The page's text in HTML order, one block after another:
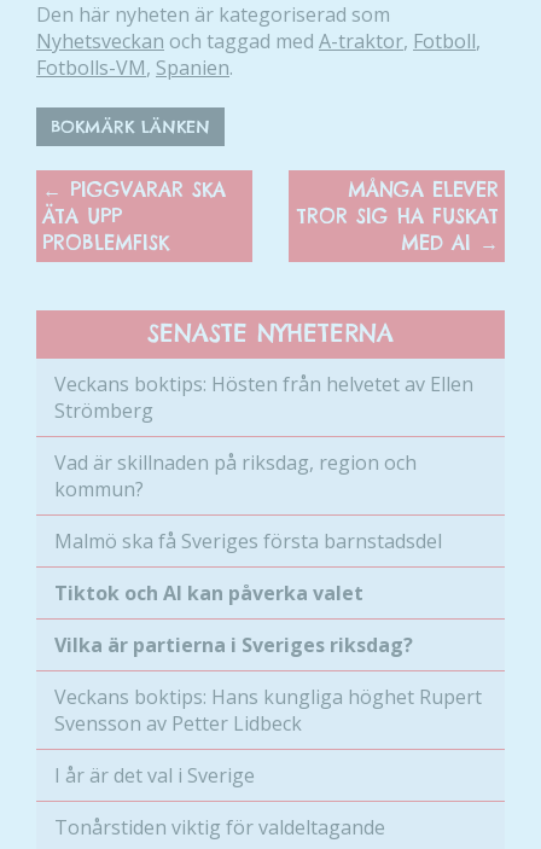
Den här nyheten är kategoriserad som
Nyhetsveckan och taggad med A-traktor, Fotboll,
Fotbolls-VM, Spanien.
BOKMÄRK LÄNKEN
← PIGGVARAR SKA
ÄTA UPP
PROBLEMFISK
MÅNGA ELEVER
TROR SIG HA FUSKAT
MED AI →
SENASTE NYHETERNA
Veckans boktips: Hösten från helvetet av Ellen
Strömberg
Vad är skillnaden på riksdag, region och
kommun?
Malmö ska få Sveriges första barnstadsdel
Tiktok och AI kan påverka valet
Vilka är partierna i Sveriges riksdag?
Veckans boktips: Hans kungliga höghet Rupert
Svensson av Petter Lidbeck
I år är det val i Sverige
Tonårstiden viktig för valdeltagande
Nödvändiga
går inte att
välja bort. De
behövs för
att hemsidan
över huvud
taget ska
fungera.
förbättra